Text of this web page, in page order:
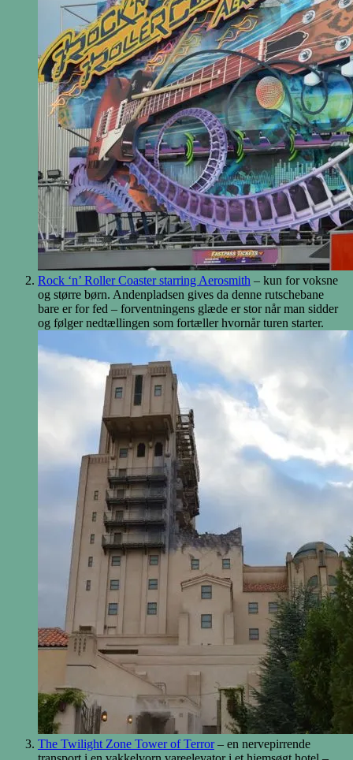
Rock ‘n’ Roller Coaster starring Aerosmith – kun for voksne
og større børn. Andenpladsen gives da denne rutschebane
bare er for fed – forventningens glæde er stor når man sidder
og følger nedtællingen som fortæller hvornår turen starter.
The Twilight Zone Tower of Terror– en nervepirrende